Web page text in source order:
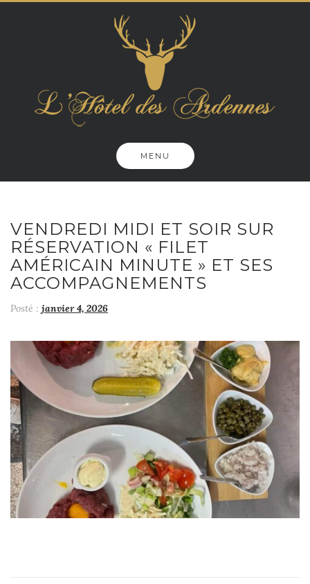
MENU
VENDREDI MIDI ET SOIR SUR
RÉSERVATION « FILET
AMÉRICAIN MINUTE » ET SES
ACCOMPAGNEMENTS
Posté : janvier 4, 2026